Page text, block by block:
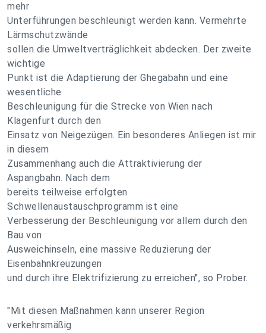
mehr
Unterführungen beschleunigt werden kann. Vermehrte
Lärmschutzwände
sollen die Umweltverträglichkeit abdecken. Der zweite
wichtige
Punkt ist die Adaptierung der Ghegabahn und eine
wesentliche
Beschleunigung für die Strecke von Wien nach
Klagenfurt durch den
Einsatz von Neigezügen. Ein besonderes Anliegen ist mir
in diesem
Zusammenhang auch die Attraktivierung der
Aspangbahn. Nach dem
bereits teilweise erfolgten
Schwellenaustauschprogramm ist eine
Verbesserung der Beschleunigung vor allem durch den
Bau von
Ausweichinseln, eine massive Reduzierung der
Eisenbahnkreuzungen
und durch ihre Elektrifizierung zu erreichen", so Prober.
"Mit diesen Maßnahmen kann unserer Region
verkehrsmäßig